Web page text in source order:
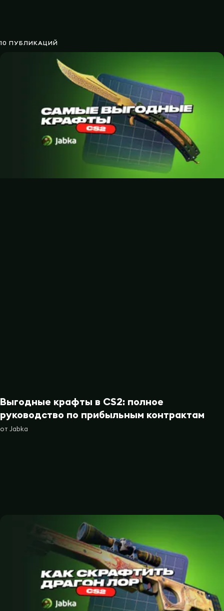
10 ПУБЛИКАЦИЙ
Выгодные крафты в CS2: полное
руководство по прибыльным контрактам
от Jabka